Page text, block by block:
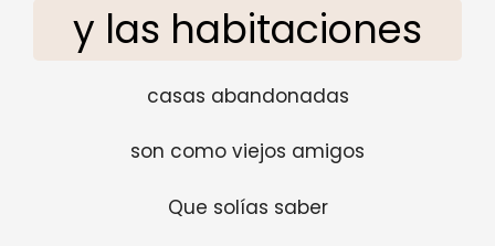
y las habitaciones
casas abandonadas
son como viejos amigos
Que solías saber